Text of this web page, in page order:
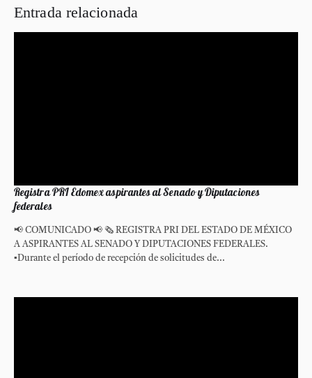
Entrada relacionada
Registra PRI Edomex aspirantes al Senado y Diputaciones
federales
📢 COMUNICADO 📢 🗞️ REGISTRA PRI DEL ESTADO DE MÉXICO
A ASPIRANTES AL SENADO Y DIPUTACIONES FEDERALES.
▪️Durante el período de recepción de solicitudes de...